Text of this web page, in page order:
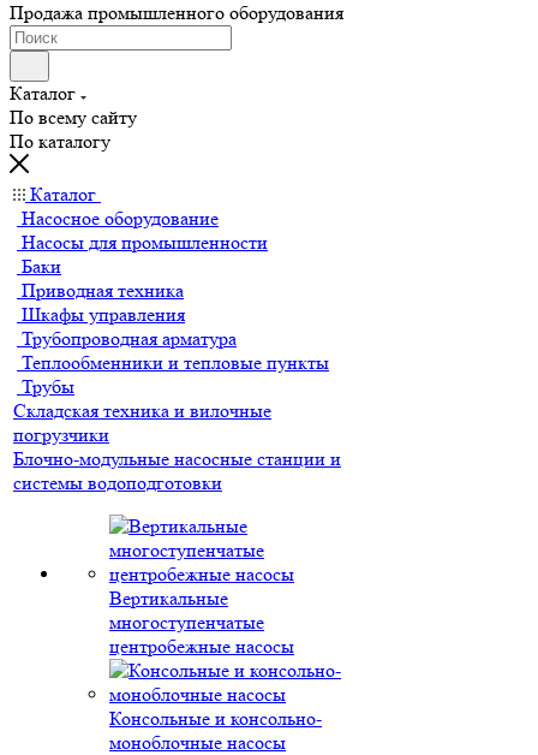
Продажа промышленного оборудования
Каталог
По всему сайту
По каталогу
Каталог
Насосное оборудование
Насосы для промышленности
Баки
Приводная техника
Шкафы управления
Трубопроводная арматура
Теплообменники и тепловые пункты
Трубы
Складская техника и вилочные
погрузчики
Блочно-модульные насосные станции и
системы водоподготовки
Вертикальные
многоступенчатые
центробежные насосы
Консольные и консольно-
моноблочные насосы